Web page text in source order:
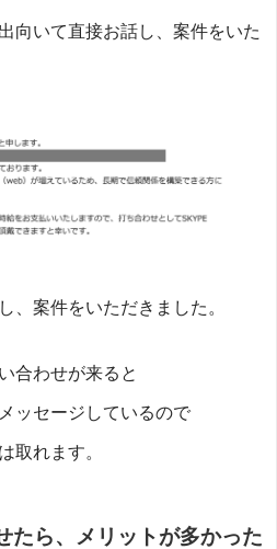
向いて直接お話し、案件をいた
、案件をいただきました。
合わせが来ると
ッセージしているので
取れます。
たら、メリットが多かった